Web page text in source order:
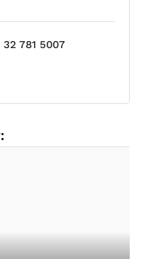
32 781 5007